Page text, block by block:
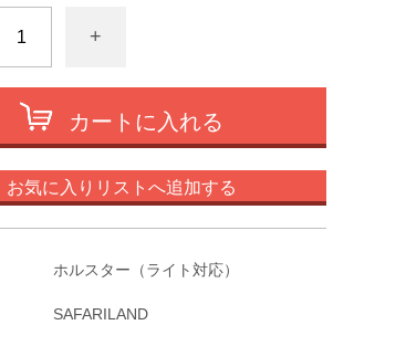
+
カートに入れる
お気に入りリストへ追加する
ホルスター（ライト対応）
SAFARILAND